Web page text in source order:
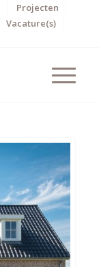
Projecten
Vacature(s)